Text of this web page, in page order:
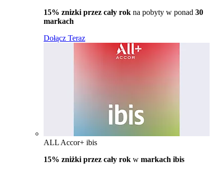
15% znizki przez cały rok na pobyty w ponad 30
markach
Dołącz Teraz
ALL Accor+ ibis
15% zniżki przez cały rok w markach ibis